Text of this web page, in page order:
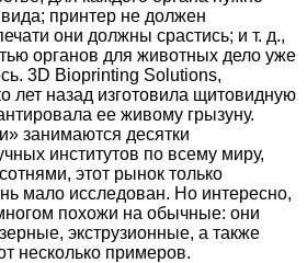
вида; принтер не должен
они должны срастись; и т. д.,
органов для животных дело уже
3D Bioprinting Solutions,
лет назад изготовила щитовидную
ее живому грызуну.
занимаются десятки
институтов по всему миру,
этот рынок только
мало исследован. Но интересно,
похожи на обычные: они
экструзионные, а также
несколько примеров.